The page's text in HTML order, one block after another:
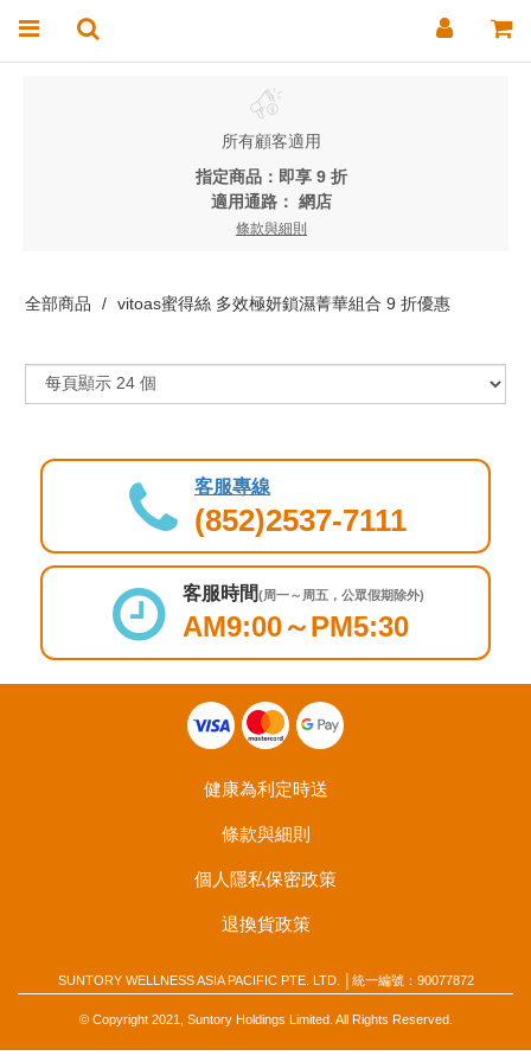
所有顧客適用
指定商品：即享 9 折
適用通路： 網店
條款與細則
全部商品 vitoas蜜得絲 多效極妍鎖濕菁華組合 9 折優惠
客服專線
(852)2537-7111
客服時間(周一～周五，公眾假期除外)
AM9:00～PM5:30
健康為利定時送
條款與細則
個人隱私保密政策
退換貨政策
SUNTORY WELLNESS ASIA PACIFIC PTE. LTD. │統一編號：90077872
© Copyright 2021, Suntory Holdings Limited. All Rights Reserved.